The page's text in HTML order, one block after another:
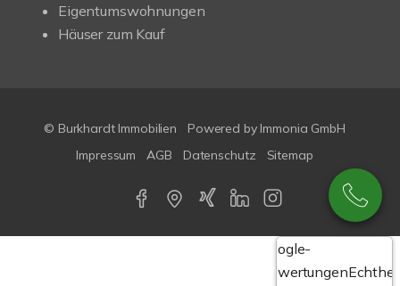
Eigentumswohnungen
Häuser zum Kauf
© Burkhardt Immobilien
Powered by Immonia GmbH
Impressum
AGB Datenschutz Sitemap
Google-
Bewertungen